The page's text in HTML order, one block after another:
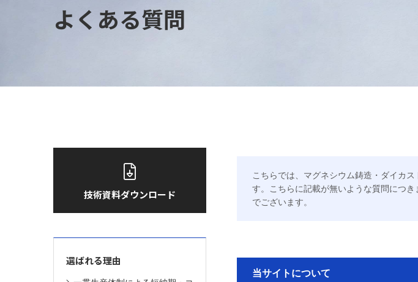
よくある質問
技術資料ダウンロード
選ばれる理由
こちらでは、マグネシウム鋳造・ダイカ
す。こちらに記載が無いような質問につ
でございます。
当サイトについて